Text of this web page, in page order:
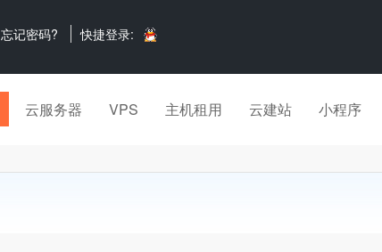
忘记密码? 快捷登录:
云服务器 VPS 主机租用 云建站 小程序